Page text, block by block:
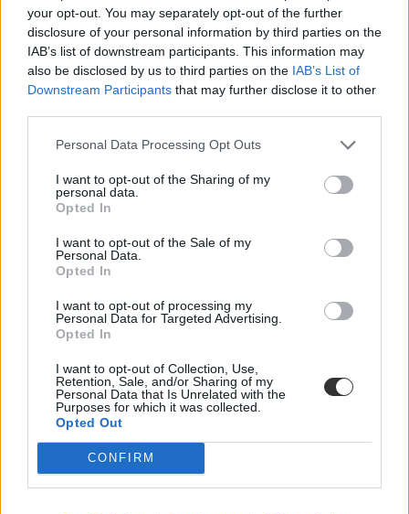
your opt-out. You may separately opt-out of the further
disclosure of your personal information by third parties on the
IAB’s list of downstream participants. This information may
also be disclosed by us to third parties on the IAB’s List of
Downstream Participants that may further disclose it to other
Personal Data Processing Opt Outs
I want to opt-out of the Sharing of my
personal data.
Opted In
I want to opt-out of the Sale of my
Personal Data.
Opted In
I want to opt-out of processing my
Personal Data for Targeted Advertising.
Opted In
I want to opt-out of Collection, Use,
Retention, Sale, and/or Sharing of my
Personal Data that Is Unrelated with the
Purposes for which it was collected.
Opted Out
CONFIRM
tavaszi érettségi 2023
tavaszi érettségi